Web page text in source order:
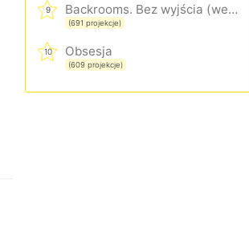
9 Backrooms. Bez wyjścia (wersja rozszerzona)
(691 projekcje)
10 Obsesja
(609 projekcje)